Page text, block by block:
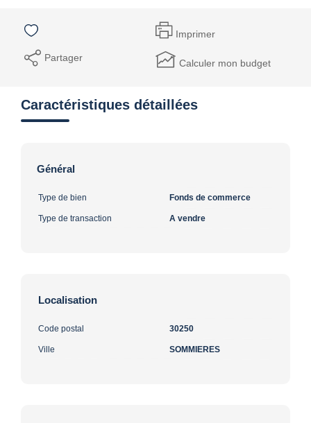
Imprimer
Partager Calculer mon budget
Caractéristiques détaillées
Général
Type de bien Fonds de commerce
Type de transaction A vendre
Localisation
Code postal 30250
Ville SOMMIERES